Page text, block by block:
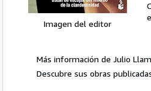
Imagen del editor
Más información de Julio
Descubre sus obras